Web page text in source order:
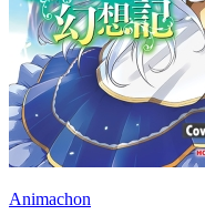
Animachon